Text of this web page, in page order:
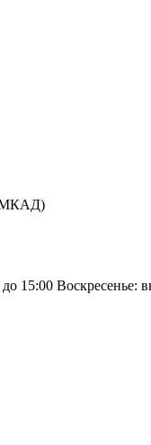
МКАД)
15:00 Воскресенье: